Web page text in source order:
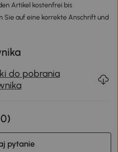
Artikel kostenfrei bis
Sie auf eine korrekte Anschrift und
do pobrania
0)
pytanie